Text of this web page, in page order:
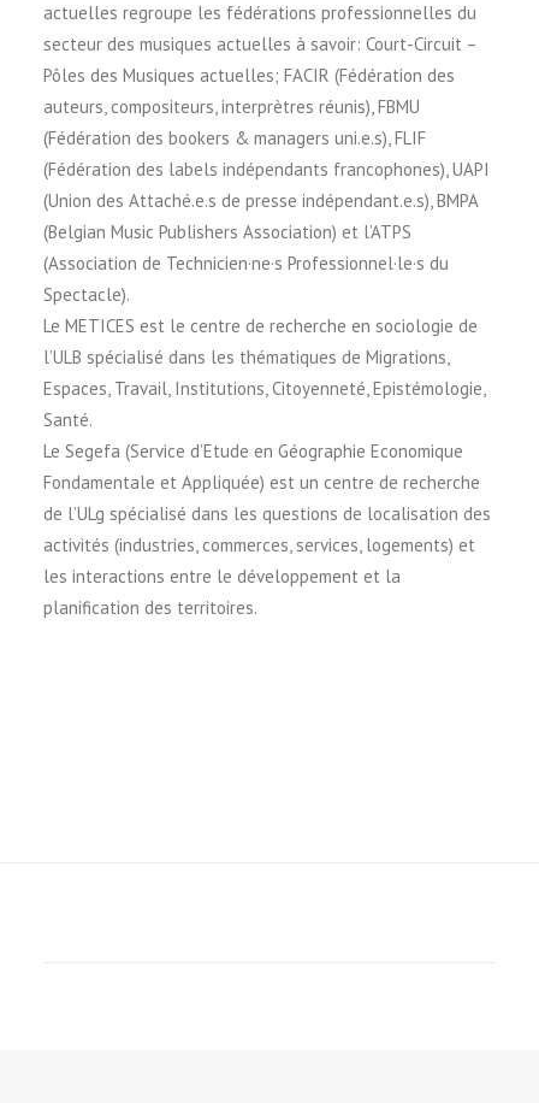
actuelles regroupe les fédérations professionnelles du
secteur des musiques actuelles à savoir: Court-Circuit –
Pôles des Musiques actuelles; FACIR (Fédération des
auteurs, compositeurs, interprètres réunis), FBMU
(Fédération des bookers & managers uni.e.s), FLIF
(Fédération des labels indépendants francophones), UAPI
(Union des Attaché.e.s de presse indépendant.e.s), BMPA
(Belgian Music Publishers Association) et l’ATPS
(Association de Technicien·ne·s Professionnel·le·s du
Spectacle).
Le METICES est le centre de recherche en sociologie de
l’ULB spécialisé dans les thématiques de Migrations,
Espaces, Travail, Institutions, Citoyenneté, Epistémologie,
Santé.
Le Segefa (Service d’Etude en Géographie Economique
Fondamentale et Appliquée) est un centre de recherche
de l’ULg spécialisé dans les questions de localisation des
activités (industries, commerces, services, logements) et
les interactions entre le développement et la
planification des territoires.